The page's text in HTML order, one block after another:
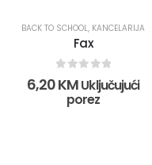
BACK TO SCHOOL, KANCELARIJA
Fax
6,20KMUključujući
porez